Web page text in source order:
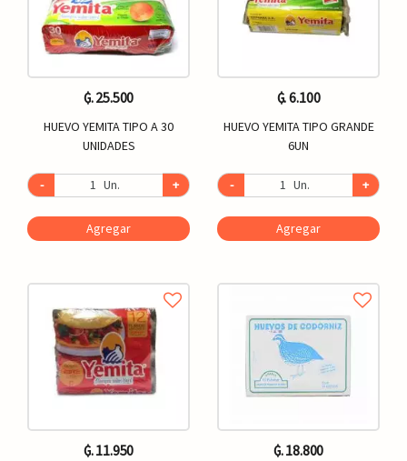
₲. 25.500
HUEVO YEMITA TIPO A 30
UNIDADES
- Un. +
Agregar
₲. 11.950
₲. 6.100
HUEVO YEMITA TIPO GRANDE
6UN
- Un. +
Agregar
₲. 18.800